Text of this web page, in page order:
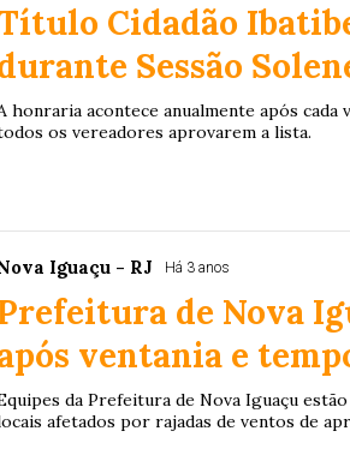
Cidadão
Sessão
honraria acontece anualmente após
os vereadores aprovarem a lista.
Iguaçu - RJ Há 3 anos
de Nova
ventania e
da Prefeitura de Nova Iguaçu
afetados por rajadas de ventos de